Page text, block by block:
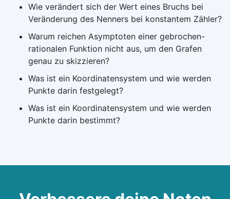
Wie verändert sich der Wert eines Bruchs bei
Veränderung des Nenners bei konstantem Zähler?
Warum reichen Asymptoten einer gebrochen-
rationalen Funktion nicht aus, um den Grafen
genau zu skizzieren?
Was ist ein Koordinatensystem und wie werden
Punkte darin festgelegt?
Was ist ein Koordinatensystem und wie werden
Punkte darin bestimmt?